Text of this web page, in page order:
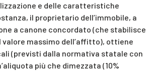
e delle caratteristiche
il proprietario dell’immobile, a
a canone concordato (che stabilisce
valore massimo dell’affitto), ottiene
(previsti dalla normativa statale con
più che dimezzata (10%